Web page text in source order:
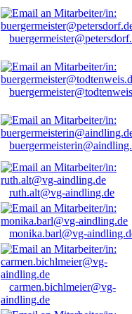
ruth.alt@vg-aindling.de
monika.barl@vg-
carmen.bichlmeier@vg-
aindling.de